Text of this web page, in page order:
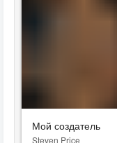
Мой создатель
Steven Price